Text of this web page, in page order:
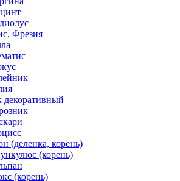
Фрезия
декоративный
(деленка, корень)
(корень)
(корень)